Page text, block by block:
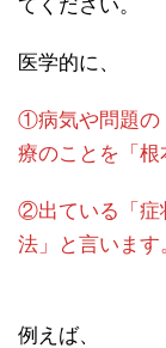
てください。
医学的に、
①病気や問題の
療のことを「根
②出ている「症
法」と言います
例えば、